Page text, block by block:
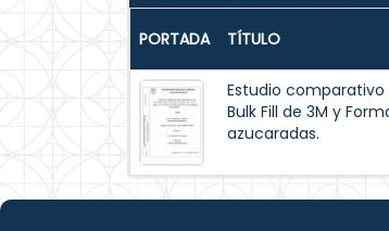
PORTADA TÍTULO
Estudio comparativo
Bulk Fill de 3M y
azucaradas.